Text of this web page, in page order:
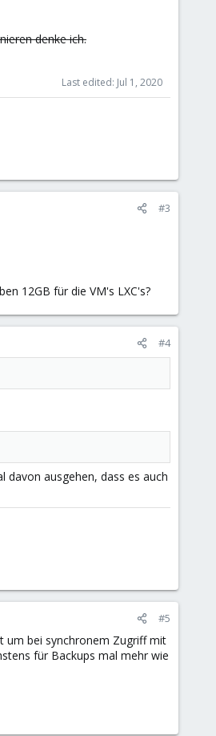
denke ich.
Last edited: Jul 1, 2020
#3
12GB für die VM's LXC's?
#4
davon ausgehen, dass es auch
#5
um bei synchronem Zugriff mit
für Backups mal mehr wie